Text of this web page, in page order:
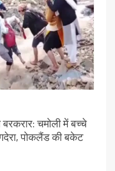
बरकरार: चमोली में बच्चे
पोकलैंड की बकेट